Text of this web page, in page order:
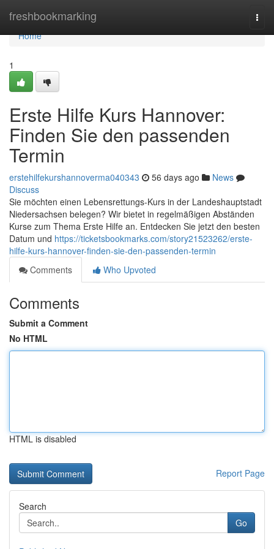
freshbookmarking
Home
Home
1
Erste Hilfe Kurs Hannover:
Finden Sie den passenden
Termin
erstehilfekurshannoverma040343 56 days ago
News
Discuss
Sie möchten einen Lebensrettungs-Kurs in der Landeshauptstadt
Niedersachsen belegen? Wir bietet in regelmäßigen Abständen
Kurse zum Thema Erste Hilfe an. Entdecken Sie jetzt den besten
Datum und https://ticketsbookmarks.com/story21523262/erste-
hilfe-kurs-hannover-finden-sie-den-passenden-termin
Comments
Who Upvoted
Comments
Submit a Comment
No HTML
HTML is disabled
Report Page
Search
Go